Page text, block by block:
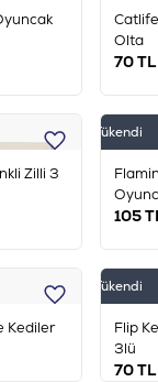
Olta
70TL
Zilli 3
Tükendi
105
Kediler
Tükendi
Flip
3lü
70TL